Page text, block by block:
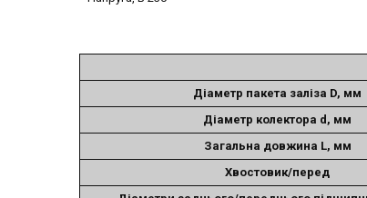
Діаметр пакета заліза D, мм
Діаметр колектора d, мм
Загальна довжина L, мм
Хвостовик/перед